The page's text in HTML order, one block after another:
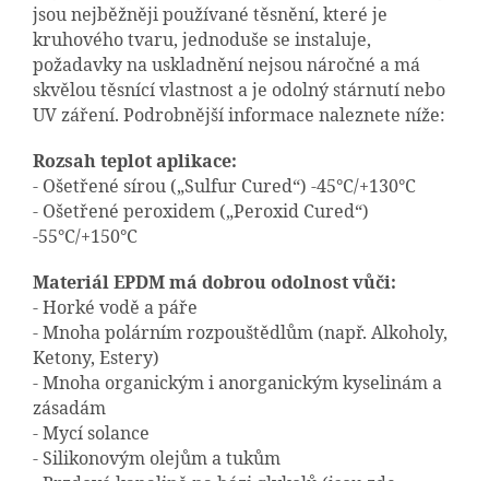
jsou nejběžněji používané těsnění, které je
kruhového tvaru, jednoduše se instaluje,
požadavky na uskladnění nejsou náročné a má
skvělou těsnící vlastnost a je odolný stárnutí nebo
UV záření. Podrobnější informace naleznete níže:
Rozsah teplot aplikace:
- Ošetřené sírou („Sulfur Cured“) -45°C/+130°C
- Ošetřené peroxidem („Peroxid Cured“)
-55°C/+150°C
Materiál EPDM má dobrou odolnost vůči:
- Horké vodě a páře
- Mnoha polárním rozpouštědlům (např. Alkoholy,
Ketony, Estery)
- Mnoha organickým i anorganickým kyselinám a
zásadám
- Mycí solance
- Silikonovým olejům a tukům